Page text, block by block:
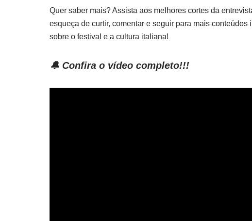
Quer saber mais? Assista aos melhores cortes da
esqueça de curtir, comentar e seguir para mais
sobre o festival e a cultura italiana!
🔔 Confira o vídeo completo!!!